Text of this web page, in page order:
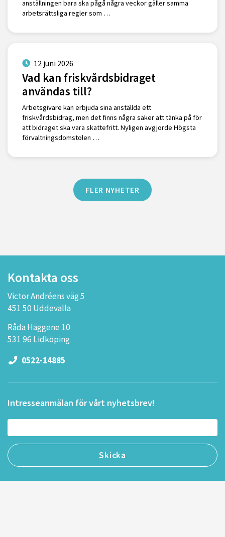
anställningen bara ska pågå några veckor gäller samma
arbetsrättsliga regler som …
12 juni 2026
Vad kan friskvårdsbidraget
användas till?
Arbetsgivare kan erbjuda sina anställda ett
friskvårdsbidrag, men det finns några saker att tänka på för
att bidraget ska vara skattefritt. Nyligen avgjorde Högsta
förvaltningsdomstolen …
FLER NYHETER
Kontakta oss
Victor Andréens väg 5
451 50 Uddevalla
Råda Häggene 10
531 96 Lidköping
0522-14885
Intresseanmälan för vårt nyhetsbrev!